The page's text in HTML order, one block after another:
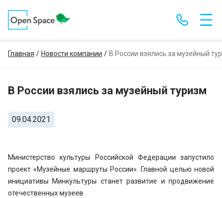
Главная Новости компании В России взялись за музейный
В России взялись за музейный туризм
09.04.2021
Министерство культуры Российской Федерации запустило
проект «Музейные маршруты России». Главной целью новой
инициативы Минкультуры станет развитие и продвижение
отечественных музеев.